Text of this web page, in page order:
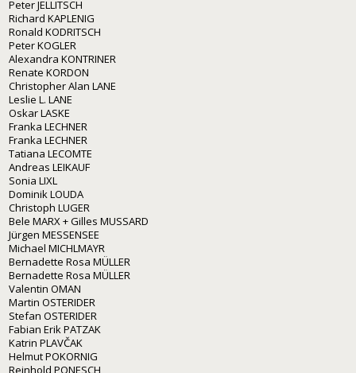
Peter JELLITSCH
Richard KAPLENIG
Ronald KODRITSCH
Peter KOGLER
Alexandra KONTRINER
Renate KORDON
Christopher Alan LANE
Leslie L. LANE
Oskar LASKE
Franka LECHNER
Franka LECHNER
Tatiana LECOMTE
Andreas LEIKAUF
Sonia LIXL
Dominik LOUDA
Christoph LUGER
Bele MARX + Gilles MUSSARD
Jürgen MESSENSEE
Michael MICHLMAYR
Bernadette Rosa MÜLLER
Bernadette Rosa MÜLLER
Valentin OMAN
Martin OSTERIDER
Stefan OSTERIDER
Fabian Erik PATZAK
Katrin PLAVČAK
Helmut POKORNIG
Reinhold PONESCH